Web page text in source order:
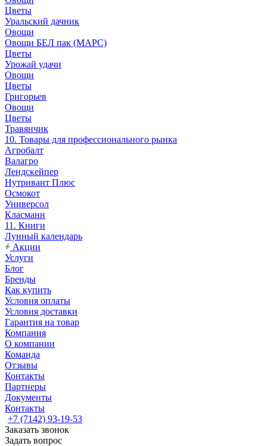
Цветы
Уральский дачник
Овощи
Овощи БЕЛ пак (МАРС)
Цветы
Урожай удачи
Овощи
Цветы
Григорьев
Овощи
Цветы
Травянчик
10. Товары для профессионального рынка
Агробалт
Валагро
Лендскейпер
Нутривант Плюс
Осмокот
Универсол
Класманн
11. Книги
Лунный календарь
Акции
Услуги
Блог
Бренды
Как купить
Условия оплаты
Условия доставки
Гарантия на товар
Компания
О компании
Команда
Отзывы
Контакты
Партнеры
Документы
Контакты
+7 (7142) 93-19-53
Заказать звонок
Задать вопрос